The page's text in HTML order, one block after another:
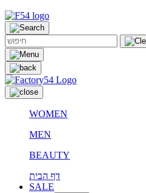
WOMEN
MEN
BEAUTY
דף הבית
SALE